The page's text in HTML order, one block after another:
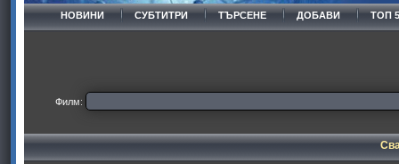
НОВИНИ СУБТИТРИ ТЪРСЕНЕ ДОБАВИ ТОП
Филм: